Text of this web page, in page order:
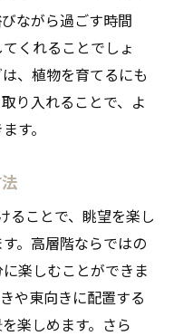
テリアの選び方
ビング空間
の音響設計
ラックススペース
果
グの理由
れる空間
グの利点
全設計
の導入
ながら過ごす時間
くれることでしょ
、植物を育てるにも
り入れることで、よ
す。
ることで、眺望を楽し
。高層階ならではの
楽しむことができま
や東向きに配置する
楽しめます。さら